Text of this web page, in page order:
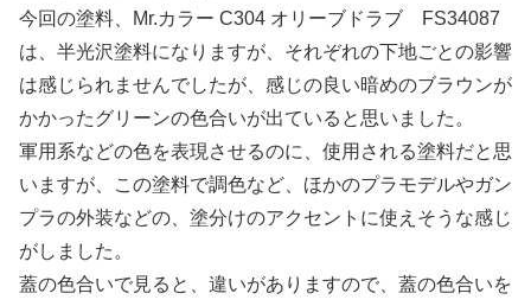
今回の塗料、Mr.カラー C304 オリーブドラブ FS34087
は、半光沢塗料になりますが、それぞれの下地ごとの影響
は感じられませんでしたが、感じの良い暗めのブラウンが
かかったグリーンの色合いが出ていると思いました。
軍用系などの色を表現させるのに、使用される塗料だと思
いますが、この塗料で調色など、ほかのプラモデルやガン
プラの外装などの、塗分けのアクセントに使えそうな感じ
がしました。
蓋の色合いで見ると、違いがありますので、蓋の色合いを